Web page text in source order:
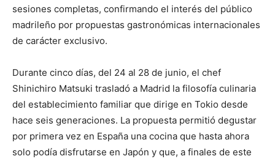
sesiones completas, confirmando el interés del público
madrileño por propuestas gastronómicas internacionales
de carácter exclusivo.
Durante cinco días, del 24 al 28 de junio, el chef
Shinichiro Matsuki trasladó a Madrid la filosofía culinaria
del establecimiento familiar que dirige en Tokio desde
hace seis generaciones. La propuesta permitió degustar
por primera vez en España una cocina que hasta ahora
solo podía disfrutarse en Japón y que, a finales de este